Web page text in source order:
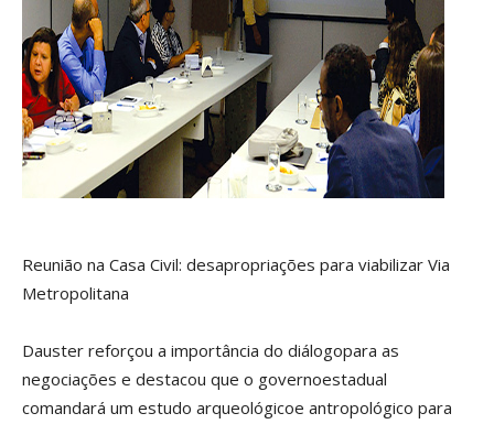
Reunião na Casa Civil: desapropriações para viabilizar Via
Metropolitana
Dauster reforçou a importância do diálogopara as
negociações e destacou que o governoestadual
comandará um estudo arqueológicoe antropológico para